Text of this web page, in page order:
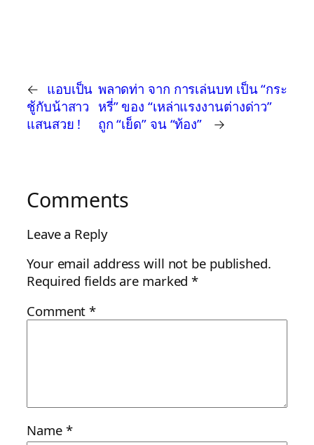
← แอบเป็น
ชู้กับน้าสาว
แสนสวย !
พลาดท่า จาก การเล่นบท เป็น “กระ
หรี่” ของ “เหล่าแรงงานต่างด่าว”
ถูก “เย็ด” จน “ท้อง”
→
Comments
Leave a Reply
Your email address will not be published.
Required fields are marked*
Comment*
Name *